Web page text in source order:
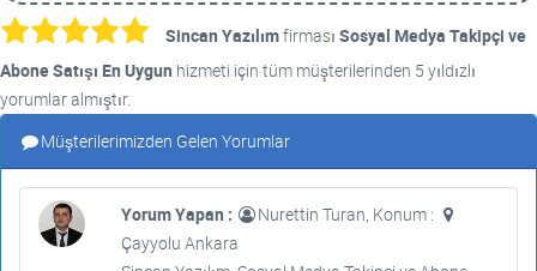
Sincan Yazılımfirması Sosyal Medya Takipçi ve
Abone Satışı En Uygun hizmeti için tüm müşterilerinden 5 yıldızlı
yorumlar almıştır.
Müşterilerimizden Gelen Yorumlar
Yorum Yapan :
Nurettin Turan, Konum :
Çayyolu Ankara